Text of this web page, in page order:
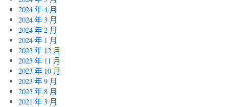
2024 年 4 月
2024 年 3 月
2024 年 2 月
2024 年 1 月
2023 年 12 月
2023 年 11 月
2023 年 10 月
2023 年 9 月
2023 年 8 月
2021 年 3 月